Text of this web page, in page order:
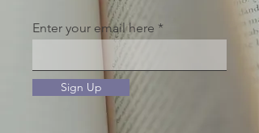
Enter your email here
Sign Up